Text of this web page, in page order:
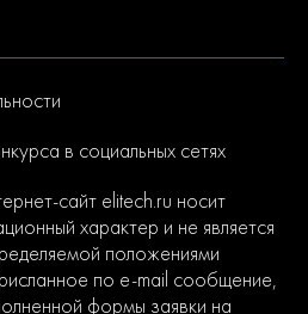
в социальных сетях
сайт elitech.ru носит
характер и не является
положениями
по e-mail сообщение,
формы заявки на